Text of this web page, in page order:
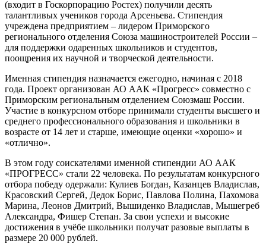
(входит в Госкорпорацию Ростех) получили десять
талантливых учеников города Арсеньева. Стипендия
учреждена предприятием – лидером Приморского
регионального отделения Союза машиностроителей России –
для поддержки одаренных школьников и студентов,
поощрения их научной и творческой деятельности.
Именная стипендия назначается ежегодно, начиная с 2018
года. Проект организован АО ААК «Прогресс» совместно с
Приморским региональным отделением Союзмаш России.
Участие в конкурсном отборе принимали студенты высшего и
среднего профессионального образования и школьники в
возрасте от 14 лет и старше, имеющие оценки «хорошо» и
«отлично».
В этом году соискателями именной стипендии АО ААК
«ПРОГРЕСС» стали 22 человека. По результатам конкурсного
отбора победу одержали: Кулиев Богдан, Казанцев Владислав,
Красовский Сергей, Дедок Борис, Павлова Полина, Пахомова
Марина, Леонов Дмитрий, Вышиденко Владислав, Мышегреб
Александра, Фишер Степан. За свои успехи и высокие
достижения в учёбе школьники получат разовые выплаты в
размере 20 000 рублей.